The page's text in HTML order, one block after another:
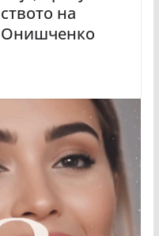
на
Онишченко